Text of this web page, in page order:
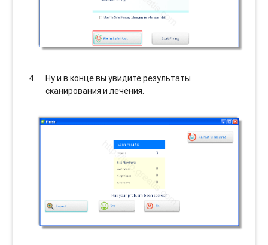
Ну и в конце вы увидите результаты
сканирования и лечения.